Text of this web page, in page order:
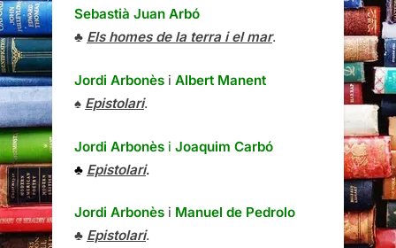
Sebastià Juan Arbó
♣ Els homes de la terra i el mar.
Jordi Arbonès i Albert Manent
♠ Epistolari.
Jordi Arbonès i Joaquim Carbó
♣ Epistolari.
Jordi Arbonès i Manuel de Pedrolo
♣ Epistolari.